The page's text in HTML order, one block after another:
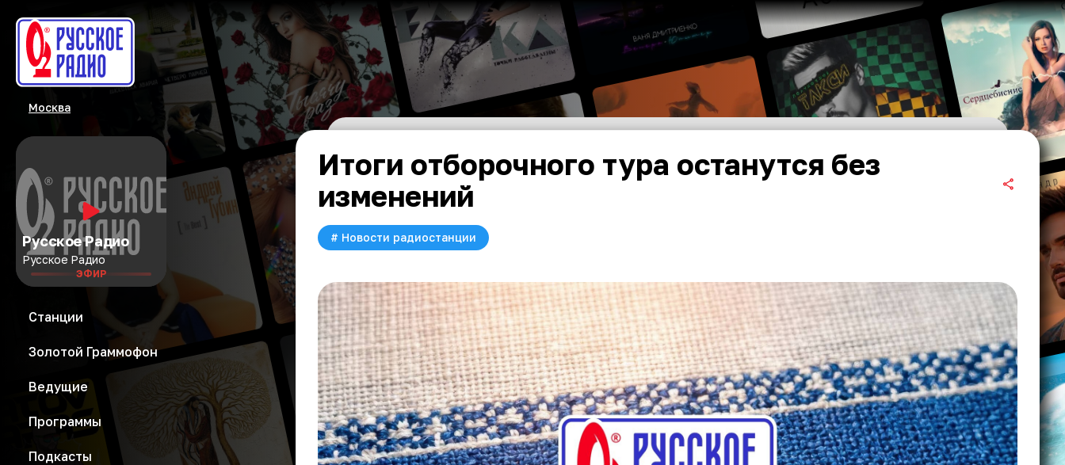
Москва
Русское Радио
Русское Радио
ЭФИР
Станции
Золотой Граммофон
Ведущие
Программы
Подкасты
Итоги отборочного тура останутся без
изменений
# Новости радиостанции